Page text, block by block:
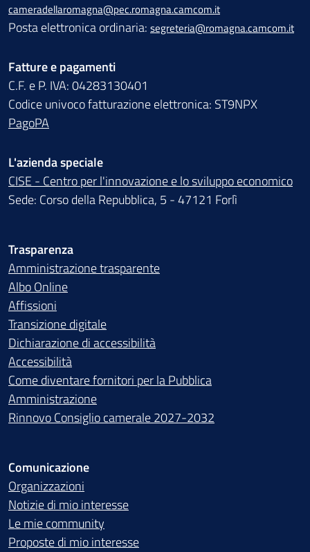
cameradellaromagna@pec.romagna.camcom.it
Posta elettronica ordinaria: segreteria@romagna.camcom.it
Fatture e pagamenti
C.F. e P. IVA: 04283130401
Codice univoco fatturazione elettronica: ST9NPX
PagoPA
L'azienda speciale
CISE - Centro per l'innovazione e lo sviluppo economico
Sede: Corso della Repubblica, 5 - 47121 Forlì
Trasparenza
Amministrazione trasparente
Albo Online
Affissioni
Transizione digitale
Dichiarazione di accessibilità
Accessibilità
Come diventare fornitori per la Pubblica
Amministrazione
Rinnovo Consiglio camerale 2027-2032
Comunicazione
Organizzazioni
Notizie di mio interesse
Le mie community
Proposte di mio interesse